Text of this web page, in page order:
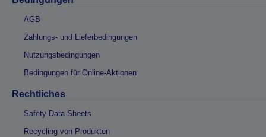
AGB
Zahlungs- und Lieferbedingungen
Nutzungsbedingungen
Bedingungen für Online-Aktionen
Rechtliches
Safety Data Sheets
Recycling von Produkten